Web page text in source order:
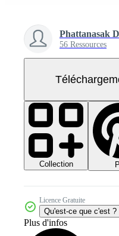
Phattanasak
56 Ressources
Collection
Licence Gratuite
Qu'est-ce que c'est ?
Plus d'infos